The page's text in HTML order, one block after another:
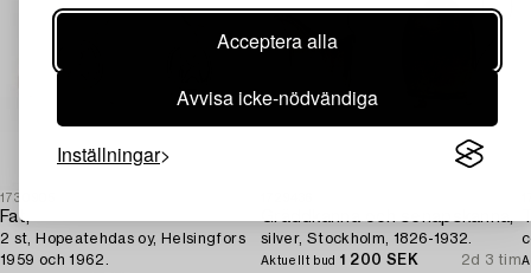
Acceptera alla
Avvisa icke-nödvändiga
Inställningar
1730905
Fat,
2 st, Hopeatehdas oy, Helsingfors
1959 och 1962.
Gräddkanna och senapskanna,
silver, Stockholm, 1826-1932.
Aktuellt bud 1 200 SEK
2d 3 tim